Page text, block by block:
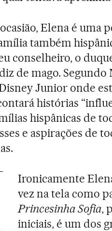
Elena é uma
também
conselheiro, o
de mago.
Junior onde
histórias
hispânicas de
e aspirações de
Ironicamente
vez na tela como
Princesinha Sofia,
iniciais, é um dos